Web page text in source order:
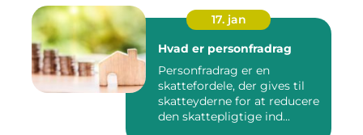
17. jan
Hvad er personfradrag
Personfradrag er en
skattefordele, der gives til
skatteyderne for at reducere
den skattepligtige ind...